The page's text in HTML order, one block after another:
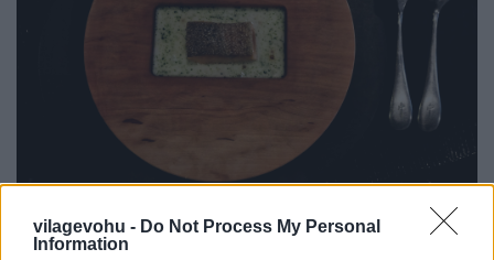
vilagevohu - Do Not Process My Personal
Information